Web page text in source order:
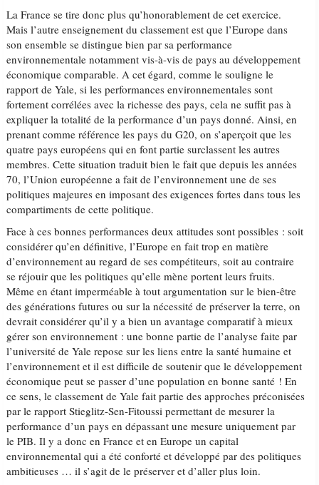
La France se tire donc plus qu’honorablement de cet exercice.
Mais l’autre enseignement du classement est que l’Europe dans
son ensemble se distingue bien par sa performance
environnementale notamment vis-à-vis de pays au développement
économique comparable. A cet égard, comme le souligne le
rapport de Yale, si les performances environnementales sont
fortement corrélées avec la richesse des pays, cela ne suffit pas à
expliquer la totalité de la performance d’un pays donné. Ainsi, en
prenant comme référence les pays du G20, on s’aperçoit que les
quatre pays européens qui en font partie surclassent les autres
membres. Cette situation traduit bien le fait que depuis les années
70, l’Union européenne a fait de l’environnement une de ses
politiques majeures en imposant des exigences fortes dans tous les
compartiments de cette politique.
Face à ces bonnes performances deux attitudes sont possibles : soit
considérer qu’en définitive, l’Europe en fait trop en matière
d’environnement au regard de ses compétiteurs, soit au contraire
se réjouir que les politiques qu’elle mène portent leurs fruits.
Même en étant imperméable à tout argumentation sur le bien-être
des générations futures ou sur la nécessité de préserver la terre, on
devrait considérer qu’il y a bien un avantage comparatif à mieux
gérer son environnement : une bonne partie de l’analyse faite par
l’université de Yale repose sur les liens entre la santé humaine et
l’environnement et il est difficile de soutenir que le développement
économique peut se passer d’une population en bonne santé ! En
ce sens, le classement de Yale fait partie des approches préconisées
par le rapport Stieglitz-Sen-Fitoussi permettant de mesurer la
performance d’un pays en dépassant une mesure uniquement par
le PIB. Il y a donc en France et en Europe un capital
environnemental qui a été conforté et développé par des politiques
ambitieuses … il s’agit de le préserver et d’aller plus loin.